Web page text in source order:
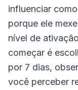
influenciar
porque ele
nível de
começar é
por 7 dias,
você perceber